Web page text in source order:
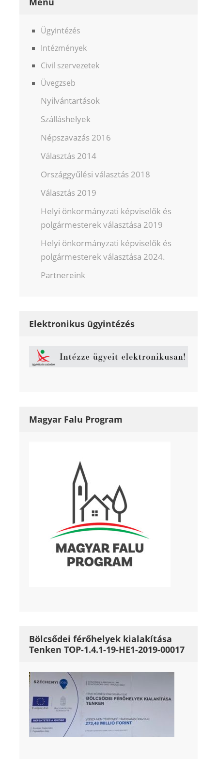
Ügyintézés
Intézmények
Civil szervezetek
Üvegzseb
Nyilvántartások
Szálláshelyek
Népszavazás 2016
Választás 2014
Országgyűlési választás 2018
Választás 2019
Helyi önkormányzati képviselők és
polgármesterek választása 2019
Helyi önkormányzati képviselők és
polgármesterek választása 2024.
Partnereink
Elektronikus ügyintézés
Magyar Falu Program
Bölcsődei férőhelyek kialakítása
Tenken TOP-1.4.1-19-HE1-2019-00017